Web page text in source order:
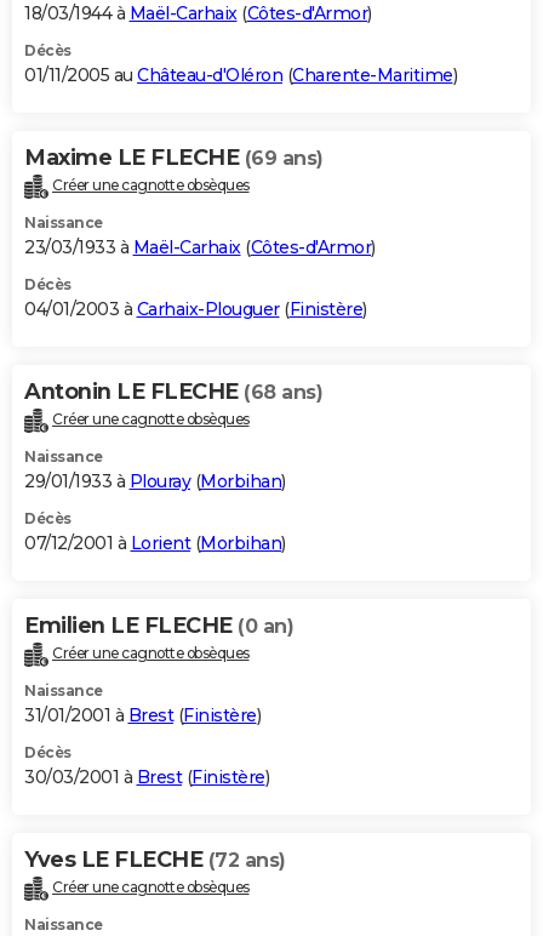
18/03/1944 à Maël-Carhaix(Côtes-d'Armor)
Décès
01/11/2005 au Château-d'Oléron (Charente-Maritime)
Maxime LE FLECHE (69 ans)
Créer une cagnotte obsèques
Naissance
23/03/1933 à Maël-Carhaix(Côtes-d'Armor)
Décès
04/01/2003 à Carhaix-Plouguer(Finistère)
Antonin LE FLECHE (68 ans)
Créer une cagnotte obsèques
Naissance
29/01/1933 à Plouray(Morbihan)
Décès
07/12/2001 à Lorient(Morbihan)
Emilien LE FLECHE (0 an)
Créer une cagnotte obsèques
Naissance
31/01/2001 à Brest(Finistère)
Décès
30/03/2001 à Brest(Finistère)
Yves LE FLECHE (72 ans)
Créer une cagnotte obsèques
Naissance